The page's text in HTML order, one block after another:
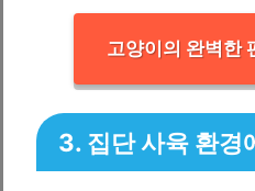
고양이의 완벽한
3. 집단 사육 환경